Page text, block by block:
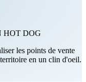
HOT DOG
les points de vente
en un clin d'oeil.